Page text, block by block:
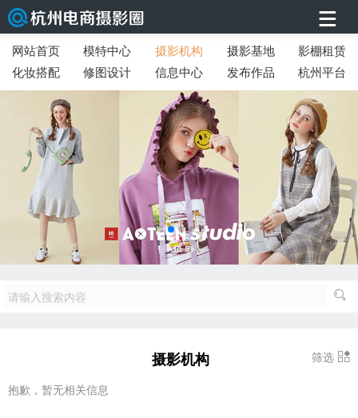
网站首页 模特中心 摄影机构 摄影基地
影棚租赁
化妆搭配
修图设计 信息中心 发布作品 杭州平台
摄影机构 筛选
抱歉，暂无相关信息